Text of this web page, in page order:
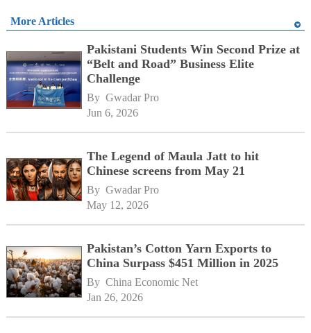
More Articles
Pakistani Students Win Second Prize at
“Belt and Road” Business Elite
Challenge
By Gwadar Pro
Jun 6, 2026
The Legend of Maula Jatt to hit
Chinese screens from May 21
By Gwadar Pro
May 12, 2026
Pakistan’s Cotton Yarn Exports to
China Surpass $451 Million in 2025
By China Economic Net
Jan 26, 2026